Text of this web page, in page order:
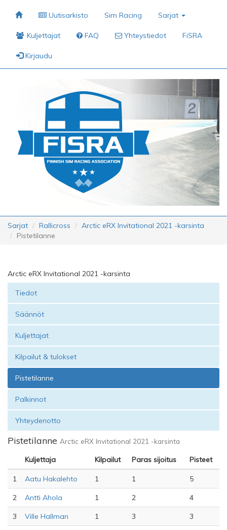
Uutisarkisto Sim Racing Sarjat
Kuljettajat FAQ Yhteystiedot FiSRA
Kirjaudu
Sarjat Rallicross
Arctic eRX Invitational 2021 -karsinta
Pistetilanne
Arctic eRX Invitational 2021 -karsinta
Tiedot
Säännöt
Kuljettajat
Kilpailut & tulokset
Pistetilanne
Palkinnot
Yhteydenotto
Pistetilanne Arctic eRX Invitational 2021 -karsinta
Kuljettaja Kilpailut Paras sijoitus Pisteet
1 Aatu Hakalehto 1 1 5
2 Antti Ahola 1 2 4
3 Ville Hallman 1 3 3